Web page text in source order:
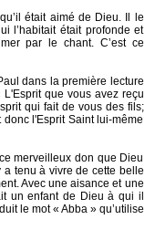
était aimé de Dieu. Il le
l’habitait était profonde et
par le chant. C’est ce
dans la première lecture
que vous avez reçu
qui fait de vous des fils;
l'Esprit Saint lui-même
merveilleux don que Dieu
tenu à vivre de cette belle
Avec une aisance et une
un enfant de Dieu à qui il
le mot « Abba » qu’utilise